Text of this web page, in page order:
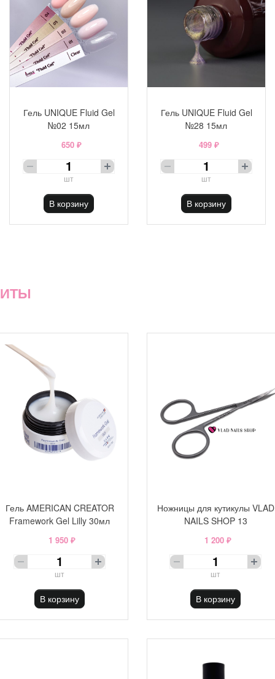
Гель UNIQUE Fluid Gel
№02 15мл
650 ₽
шт
В корзину
Гель UNIQUE Fluid Gel
№28 15мл
499 ₽
шт
В корзину
Гель AMERICAN CREATOR
Framework Gel Lilly 30мл
1 950 ₽
шт
В корзину
Ножницы для кутикулы VLAD
NAILS SHOP 13
1 200 ₽
шт
В корзину